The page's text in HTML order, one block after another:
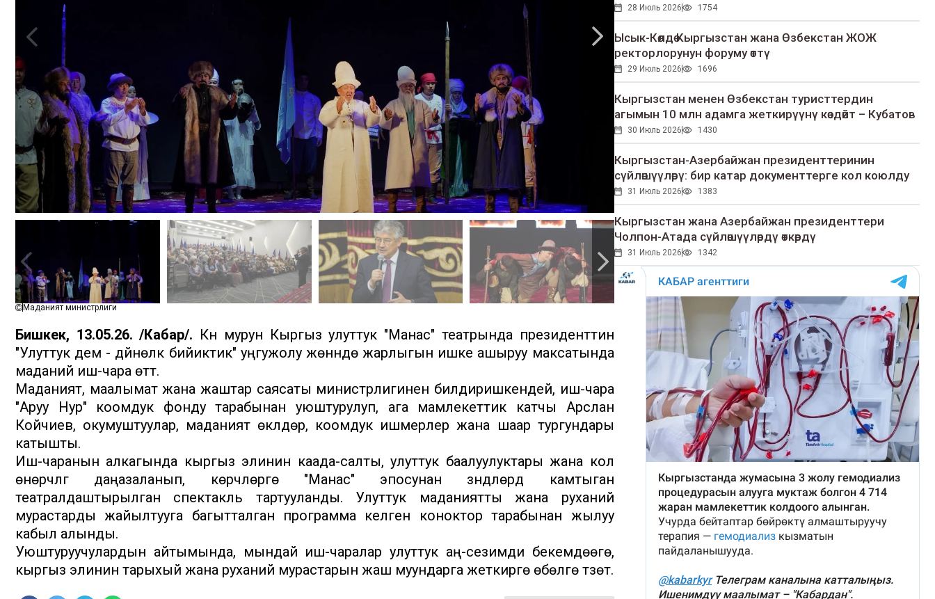
Маданият министрлиги
Бишкек, 13.05.26. /Кабар/. Күн мурун Кыргыз улуттук "Манас" театрында президенттин
"Улуттук дем - дүйнөлүк бийиктик" уңгужолу жөнүндө жарлыгын ишке ашыруу максатында
маданий иш-чара өттү.
Маданият, маалымат жана жаштар саясаты министрлигинен билдиришкендей, иш-чара
"Аруу Нур" коомдук фонду тарабынан уюштурулуп, ага мамлекеттик катчы Арслан
Койчиев, окумуштуулар, маданият өкүлдөрү, коомдук ишмерлер жана шаар тургундары
катышты.
Иш-чаранын алкагында кыргыз элинин каада-салты, улуттук баалуулуктары жана кол
өнөрчүлүгү даңазаланып, көрүүчүлөргө "Манас" эпосунан үзүндүлөрдү камтыган
театралдаштырылган спектакль тартууланды. Улуттук маданиятты жана руханий
мурастарды жайылтууга багытталган программа келген коноктор тарабынан жылуу
кабыл алынды.
Уюштуруучулардын айтымында, мындай иш-чаралар улуттук аң-сезимди бекемдөөгө,
кыргыз элинин тарыхый жана руханий мурастарын жаш муундарга жеткирүүгө өбөлгө түзөт.
28 Июль 2026 1754
Ысык-Көлдө Кыргызстан жана Өзбекстан ЖОЖ
ректорлорунун форуму өттү
29 Июль 2026 1696
Кыргызстан менен Өзбекстан туристтердин
агымын 10 млн адамга жеткирүүнү көздөйт – Кубатов
30 Июль 2026 1430
Кыргызстан-Азербайжан президенттеринин
сүйлөшүүлөрү: бир катар документтерге кол коюлду
31 Июль 2026 1383
Кыргызстан жана Азербайжан президенттери
Чолпон-Атада сүйлөшүүлөрдү өткөрдү
31 Июль 2026 1342